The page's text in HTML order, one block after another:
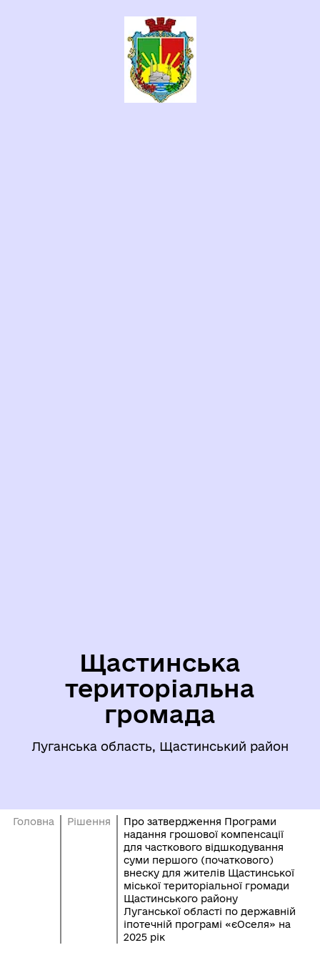
Щастинська
територіальна
громада
Луганська область, Щастинський район
Головна Рішення
Про затвердження Програми
надання грошової компенсації
для часткового відшкодування
суми першого (початкового)
внеску для жителів Щастинської
міської територіальної громади
Щастинського району
Луганської області по державній
іпотечній програмі «єОселя» на
2025 рік